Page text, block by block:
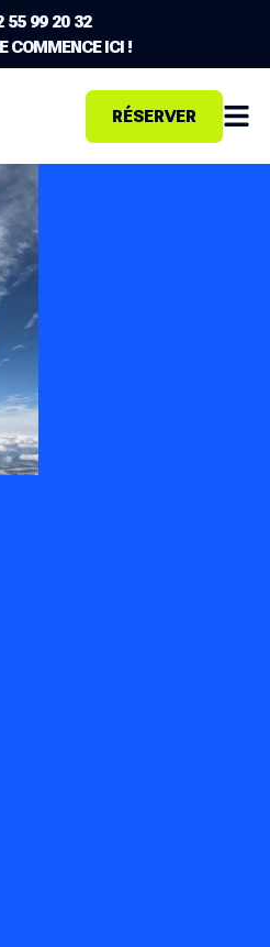
COMMENCE ICI !
55 99 20 32
RÉSERVER